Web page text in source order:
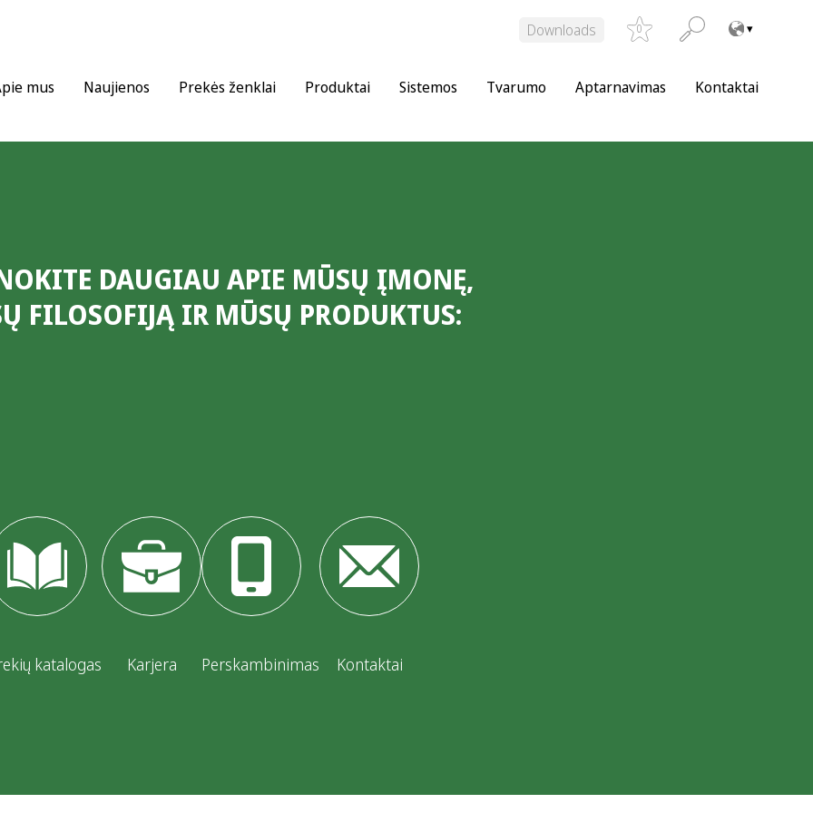
Downloads 0
mus Naujienos Prekės ženklai Produktai Sistemos Tvarumo Aptarnavimas Kontaktai
DAUGIAU APIE MŪSŲ ĮMONĘ,
FILOSOFIJĄ IR MŪSŲ PRODUKTUS:
katalogas Karjera Perskambinimas Kontaktai